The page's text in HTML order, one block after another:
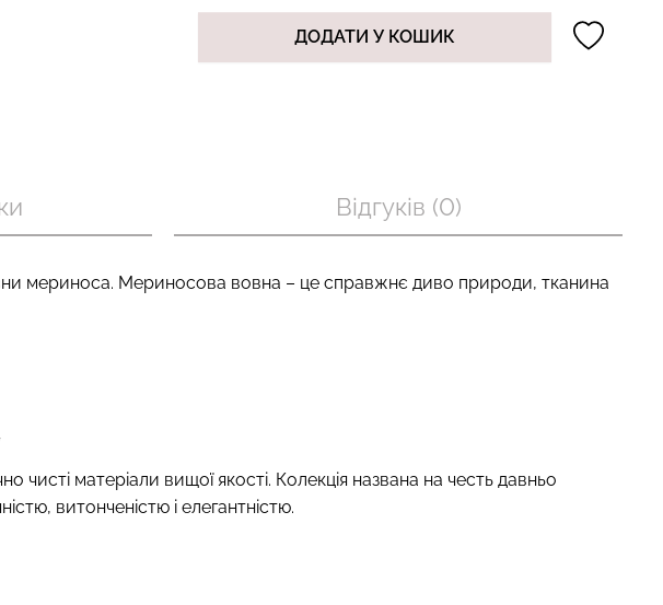
ДОДАТИ У КОШИК
Відгуків (0)
мериноса. Мериносова вовна – це справжнє диво природи, тканина
чисті матеріали вищої якості. Колекція названа на честь давньо
витонченістю і елегантністю.
корекцією BRA SHAPEWEAR
ефектом безшовні TRACKS
SHAPE black (чорний) Giulia